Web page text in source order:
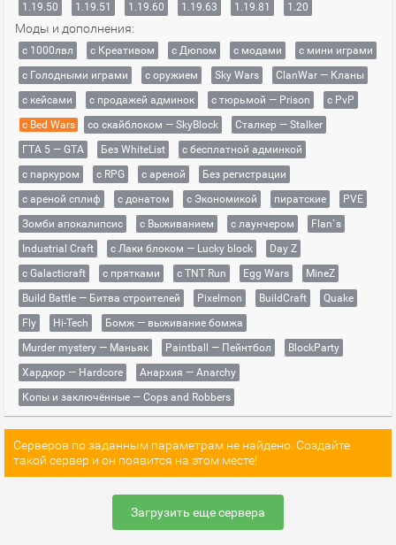
1.19.50
1.19.51 1.19.60 1.19.63 1.19.81 1.20
Моды и дополнения:
с 1000лвл c Креативом с Дюпом с модами
с мини играми
с Голодными играми
с оружием Sky Wars
ClanWar — Кланы
с кейсами
с продажей админок с тюрьмой — Prison
с PvP
с Bed Wars
со скайблоком — SkyBlock
Сталкер — Stalker
ГТА 5 — GTA
Без WhiteList
с бесплатной админкой
с паркуром
с RPG с ареной
Без регистрации
с ареной сплиф
с донатом с Экономикой пиратские
PVE
Зомби апокалипсис
с Выживанием с лаунчером
Flan`s
Industrial Craft
с Лаки блоком — Lucky block
Day Z
с Galacticraft
с прятками с TNT Run Egg Wars
MineZ
Build Battle — Битва строителей
Pixelmon BuildCraft
Quake
Fly
Hi-Tech
Бомж — выживание бомжа
Murder mystery — Маньяк
Paintball — Пейнтбол
BlockParty
Хардкор — Hardcore
Анархия — Anarchy
Копы и заключённые — Cops and Robbers
Серверов по заданным параметрам не найдено. Создайте
такой сервер и он появится на этом месте!
Загрузить еще сервера